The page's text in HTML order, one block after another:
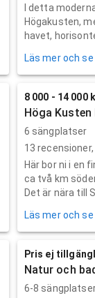
I detta
Högakusten,
havet,
Läs mer och
8 000 - 14 000
Höga
6 sängplatser
13 recensioner,
Här bor ni i en
ca två km
Det är nära till
Läs mer och
Pris ej
Natur och
6-8